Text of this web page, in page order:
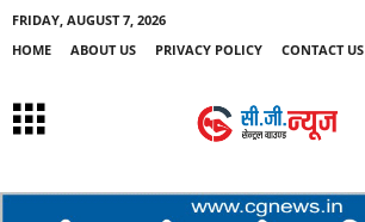
FRIDAY, AUGUST 7, 2026
HOME
ABOUT US PRIVACY POLICY CONTACT US